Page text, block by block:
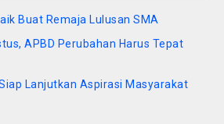
Buat Remaja Lulusan SMA
APBD Perubahan Harus Tepat
Lanjutkan Aspirasi Masyarakat